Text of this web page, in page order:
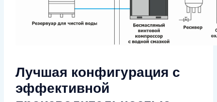
Лучшая конфигурация с
эффективной